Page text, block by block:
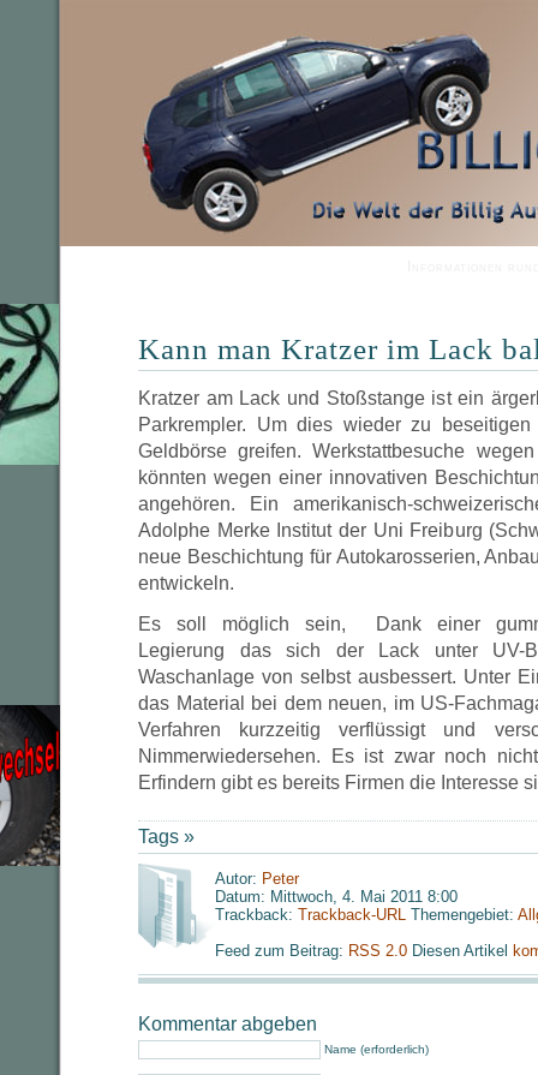
Kann man Kratzer im Lack
Kratzer am Lack und Stoßstange ist ein
Parkrempler. Um dies wieder zu
Geldbörse greifen. Werkstattbesuche
könnten wegen einer innovativen
angehören. Ein amerikanisch-
Adolphe Merke Institut der Uni Freiburg
neue Beschichtung für Autokarosserien,
entwickeln.
Es soll möglich sein, Dank einer
Legierung das sich der Lack unter UV-
Waschanlage von selbst ausbessert. Unter
das Material bei dem neuen, im US-
Verfahren kurzzeitig verflüssigt und
Nimmerwiedersehen. Es ist zwar noch
Erfindern gibt es bereits Firmen die Interesse
Tags »
Autor: Peter
Datum: Mittwoch, 4. Mai 2011 8:00
Trackback: Trackback-URL Themengebiet:
Feed zum Beitrag: RSS 2.0 Diesen Artikel
Kommentar abgeben
Name (erforderlich)